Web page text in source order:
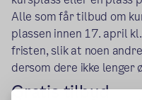
Alle som får tilbud om
plassen innen 17. april
fristen, slik at noen
dersom dere ikke lenger
Gratis tilbud